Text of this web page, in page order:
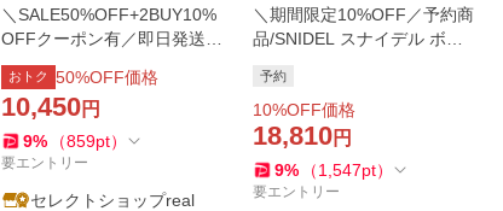
＼SALE50%OFF+2BUY10%
OFFクーポン有／即日発送/S
NIDEL スナイデル ボリュー
ムティアードスカート SWFS
262128 2026春夏
おトク 50%OFF価格
10,450円
9% （859pt）
要エントリー
セレクトショップreal
＼期間限定10%OFF／予約商
品/SNIDEL スナイデル ボリ
カート SWFS264072 8月
上〜9月上入荷予定 2026秋冬
キャンセル返品不可
予約
10%OFF価格
18,810円
9% （1,547pt）
要エントリー